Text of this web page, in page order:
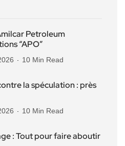
Petroleum
“APO”
10 Min Read
la spéculation : près
10 Min Read
: Tout pour faire aboutir